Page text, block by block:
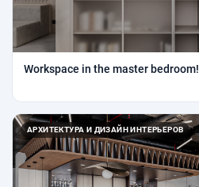
Workspace in the master bedroom!
АРХИТЕКТУРА И ДИЗАЙН ИНТЕРЬЕРОВ